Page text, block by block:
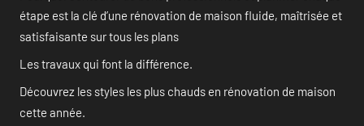
étape est la clé d’une rénovation de maison fluide, maîtrisée et
satisfaisante sur tous les plans
Les travaux qui font la différence.
Découvrez les styles les plus chauds en rénovation de maison
cette année.